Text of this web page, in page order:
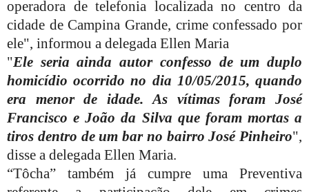
operadora de telefonia localizada no centro da
cidade de Campina Grande, crime confessado por
ele", informou a delegada Ellen Maria
"Ele seria ainda autor confesso de um duplo
homicídio ocorrido no dia 10/05/2015, quando
era menor de idade. As vítimas foram José
Francisco e João da Silva que foram mortas a
tiros dentro de um bar no bairro José Pinheiro",
disse a delegada Ellen Maria.
“Tôcha” também já cumpre uma Preventiva